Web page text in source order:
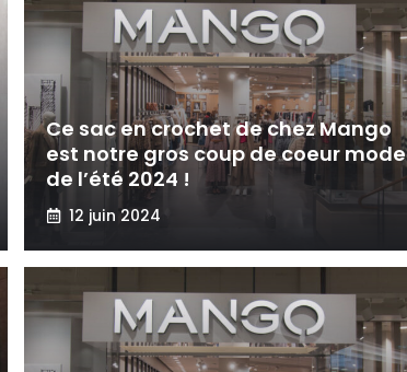
Ce sac en crochet de chez Mango
est notre gros coup de coeur mode
de l’été 2024 !
12 juin 2024